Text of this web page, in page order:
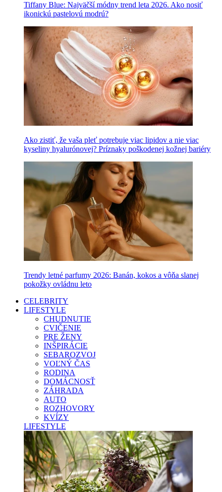
Tiffany Blue: Najväčší módny trend leta 2026. Ako nosiť
ikonickú pastelovú modrú?
Ako zistiť, že vaša pleť potrebuje viac lipidov a nie viac
kyseliny hyalurónovej? Príznaky poškodenej kožnej bariéry
Trendy letné parfumy 2026: Banán, kokos a vôňa slanej
pokožky ovládnu leto
CELEBRITY
LIFESTYLE
CHUDNUTIE
CVIČENIE
PRE ŽENY
INŠPIRÁCIE
SEBAROZVOJ
VOĽNÝ ČAS
RODINA
DOMÁCNOSŤ
ZÁHRADA
AUTO
ROZHOVORY
KVÍZY
LIFESTYLE